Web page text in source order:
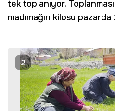
tek toplanıyor.
madımağın kilosu
2